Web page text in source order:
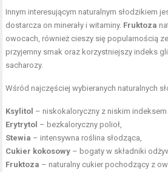
Innym interesującym naturalnym słodzikiem
dostarcza on minerały i witaminy. Fruktoza
owocach, również cieszy się popularnością
przyjemny smak oraz korzystniejszy indeks
sacharozy.
Wśród najczęściej wybieranych naturalnych
Ksylitol – niskokaloryczny z niskim
Erytrytol – bezkaloryczny polioł,
Stewia – intensywna roślina słodząca,
Cukier kokosowy – bogaty w składniki
Fruktoza – naturalny cukier pochodzący z